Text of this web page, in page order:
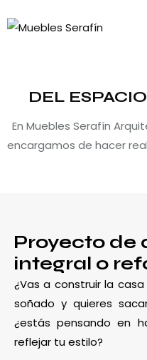
DEL
En Muebles Serafín
encargamos de hacer
Proyecto de
integral o
¿Vas a construir la
soñado y quieres
¿estás pensando en
reflejar tu estilo?